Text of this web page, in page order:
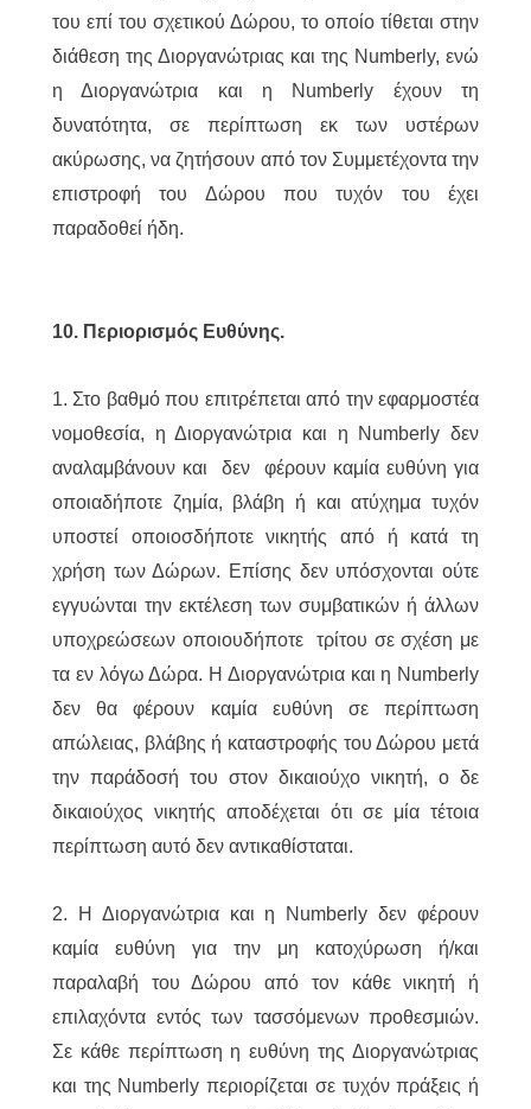
του επί του σχετικού Δώρου, το οποίο τίθεται στην
διάθεση της Διοργανώτριας και της Numberly, ενώ
η Διοργανώτρια και η Numberly έχουν τη
δυνατότητα, σε περίπτωση εκ των υστέρων
ακύρωσης, να ζητήσουν από τον Συμμετέχοντα την
επιστροφή του Δώρου που τυχόν του έχει
παραδοθεί ήδη.
10. Περιορισμός Ευθύνης.
1. Στο βαθμό που επιτρέπεται από την εφαρμοστέα
νομοθεσία, η Διοργανώτρια και η Numberly δεν
αναλαμβάνουν και δεν φέρουν καμία ευθύνη για
οποιαδήποτε ζημία, βλάβη ή και ατύχημα τυχόν
υποστεί οποιοσδήποτε νικητής από ή κατά τη
χρήση των Δώρων. Επίσης δεν υπόσχονται ούτε
εγγυώνται την εκτέλεση των συμβατικών ή άλλων
υποχρεώσεων οποιουδήποτε τρίτου σε σχέση με
τα εν λόγω Δώρα. Η Διοργανώτρια και η Numberly
δεν θα φέρουν καμία ευθύνη σε περίπτωση
απώλειας, βλάβης ή καταστροφής του Δώρου μετά
την παράδοσή του στον δικαιούχο νικητή, ο δε
δικαιούχος νικητής αποδέχεται ότι σε μία τέτοια
περίπτωση αυτό δεν αντικαθίσταται.
2. Η Διοργανώτρια και η Numberly δεν φέρουν
καμία ευθύνη για την μη κατοχύρωση ή/και
παραλαβή του Δώρου από τον κάθε νικητή ή
επιλαχόντα εντός των τασσόμενων προθεσμιών.
Σε κάθε περίπτωση η ευθύνη της Διοργανώτριας
και της Numberly περιορίζεται σε τυχόν πράξεις ή